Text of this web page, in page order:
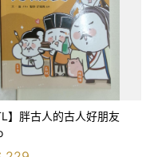
】胖古人的古人好朋友